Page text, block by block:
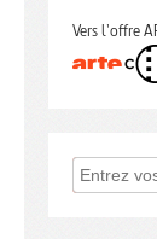
Vers l'offre